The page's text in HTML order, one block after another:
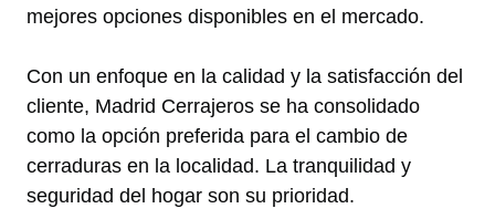
mejores opciones disponibles en el mercado.
Con un enfoque en la calidad y la satisfacción del
cliente, Madrid Cerrajeros se ha consolidado
como la opción preferida para el cambio de
cerraduras en la localidad. La tranquilidad y
seguridad del hogar son su prioridad.